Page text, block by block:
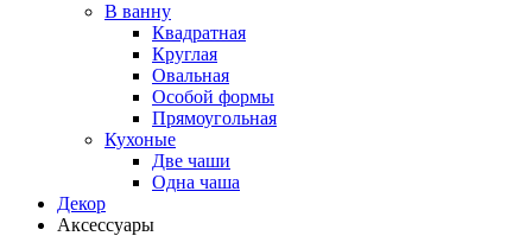
В ванну
Квадратная
Круглая
Овальная
Особой формы
Прямоугольная
Кухоные
Две чаши
Одна чаша
Декор
Аксессуары